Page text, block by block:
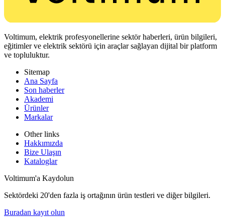
Voltimum, elektrik profesyonellerine sektör haberleri, ürün bilgileri,
eğitimler ve elektrik sektörü için araçlar sağlayan dijital bir platform
ve topluluktur.
Sitemap
Ana Sayfa
Son haberler
Akademi
Ürünler
Markalar
Other links
Hakkımızda
Bize Ulaşın
Kataloglar
Voltimum'a Kaydolun
Sektördeki 20'den fazla iş ortağının ürün testleri ve diğer bilgileri.
Buradan kayıt olun